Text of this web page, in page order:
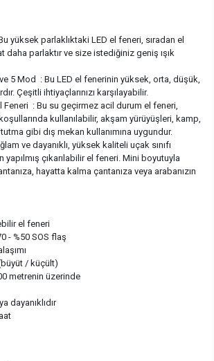
yüksek parlaklıktaki LED el feneri, sıradan el
daha parlaktır ve size istediğiniz geniş ışık
5 Mod : Bu LED el fenerinin yüksek, orta, düşük,
Çeşitli ihtiyaçlarınızı karşılayabilir.
Feneri : Bu su geçirmez acil durum el feneri,
kullanılabilir, akşam yürüyüşleri, kamp,
gibi dış mekan kullanımına uygundur.
ve dayanıklı, yüksek kaliteli uçak sınıfı
yapılmış çıkarılabilir el feneri. Mini boyutuyla
hayatta kalma çantanıza veya arabanızın
el feneri
- %50 SOS flaş
(büyüt / küçült)
metrenin üzerinde
dayanıklıdır